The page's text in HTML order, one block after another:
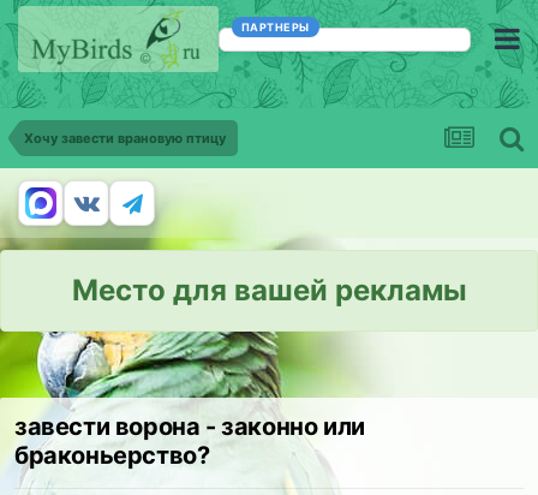
ПАРТНЕРЫ
Хочу завести врановую птицу
Место для вашей рекламы
завести ворона - законно или
браконьерство?